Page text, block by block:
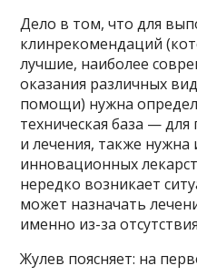
Дело в том, что для
клинрекомендаций
лучшие, наиболее
оказания различных
помощи) нужна
техническая база —
и лечения, также нужна
инновационных
нередко возникает
может назначать
именно из-за
Жулев поясняет: на